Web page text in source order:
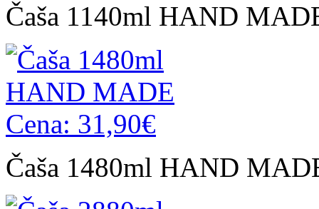
Čaša 1140ml HAND
Čaša 1480ml HAND